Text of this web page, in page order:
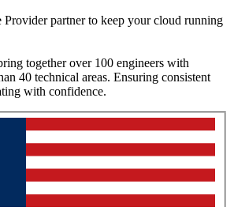
Provider partner to keep your cloud running
together over 100 engineers with
40 technical areas. Ensuring consistent
with confidence.